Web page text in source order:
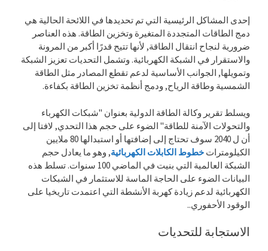
إحدى المشاكل الرئيسية التي تم تحديدها في اللائحة الحالية هي
دمج الطاقات المتجددة المتغيرة وتخزين الطاقة. هذه العناصر
ضرورية لنجاح انتقال الطاقة, لأنها تتيح قدرًا أكبر من المرونة
والاستقرار في الشبكة الكهربائية. وتشمل التحديات تعزيز الشبكة
وتمويلها, الجوانب الأساسية لدعم تقطع المصادر مثل الطاقة
الشمسية وطاقة الرياح, ودمج أنظمة تخزين الطاقة بكفاءة.
ويسلط تقرير وكالة الطاقة الدولية بعنوان "شبكات الكهرباء
والتحولات الآمنة للطاقة" الضوء على حجم هذا التحدي, لافتا إلى
أن ل 2040 سوف تحتاج إلى إضافتها أو استبدالها 80 ملايين
الكيلومترات خطوط الكابلات الكهربائية, وهو ما يعادل حجم
الشبكة العالمية التي بنيت في الماضي 100 سنوات. تسلط هذه
البيانات الضوء على الحاجة الماسة للاستثمار في الشبكات
الكهربائية لدعم زيادة كهربة الأنشطة التي اعتمدت تاريخيا على
الوقود الأحفوري..
الاستجابة للتحديات